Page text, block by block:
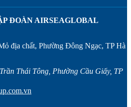
ĐOÀN AIRSEAGLOBAL
địa chất, Phường Đông Ngạc, TP Hà
Thái Tông, Phường Cầu Giấy, TP